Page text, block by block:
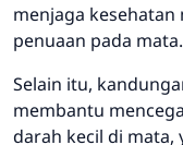
menjaga
penuaan pada mata.
Selain itu,
membantu
darah kecil di